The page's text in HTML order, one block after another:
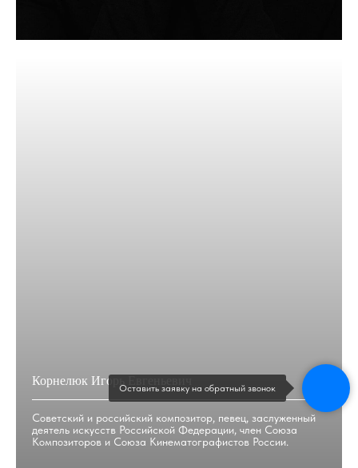
Корнелюк Игорь Евгеньевич
Советский и российский композитор, певец, заслуженный
деятель искусств Российской Федерации, член Союза
Композиторов и Союза Кинематографистов России.
Оставить заявку на обратный звонок